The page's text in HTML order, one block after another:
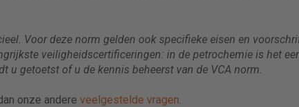
Voor deze norm gelden ook specifieke eisen en
veiligheidscertificeringen: in de petrochemie is het
u getoetst of u de kennis beheerst van de VCA norm.
onze andere veelgestelde vragen.